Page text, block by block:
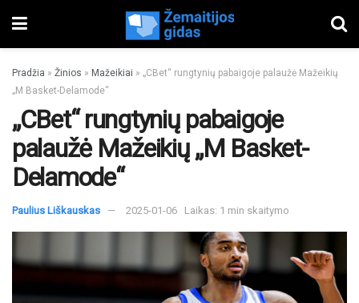
Pradžia » Žinios » Mažeikiai » „CBet“ rungtynių pabaigoje palaužė Mažeikių
„M Basket-Delamode“
„CBet“ rungtynių pabaigoje
palaužė Mažeikių „M Basket-
Delamode“
Paulius Liškauskas 2025-01-06 Laikas: 1 min skaitymo